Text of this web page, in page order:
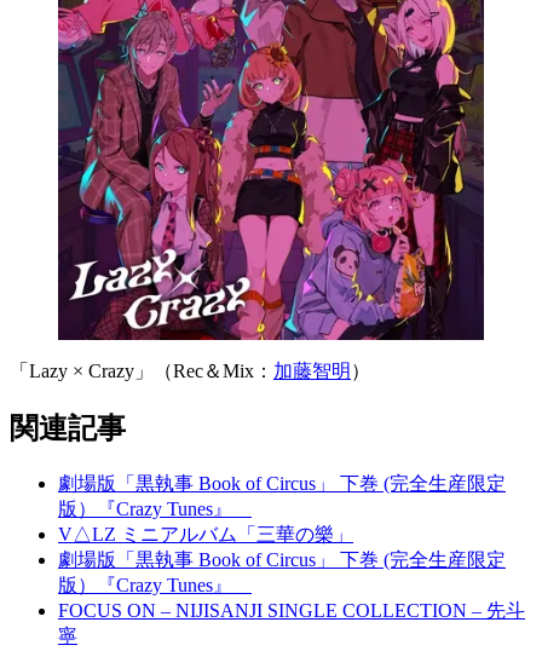
「Lazy × Crazy」（Rec＆Mix： 加藤智明 ）
関連記事
劇場版「黒執事 Book of Circus」 下巻 (完全生産限定
版）『Crazy Tunes』
V△LZ ミニアルバム「三華の樂」
劇場版「黒執事 Book of Circus」 下巻 (完全生産限定
版）『Crazy Tunes』
FOCUS ON – NIJISANJI SINGLE COLLECTION – 先斗
寧